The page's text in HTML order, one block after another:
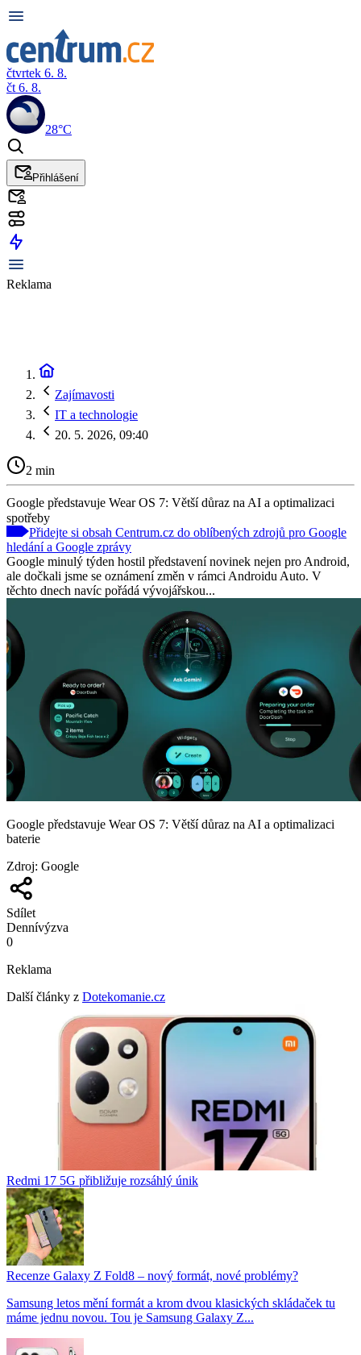
čtvrtek 6. 8.
čt 6. 8.
28°C
Přihlášení
Reklama
Zajímavosti
IT a technologie
20. 5. 2026, 09:40
2 min
Google představuje Wear OS 7: Větší důraz na AI a optimalizaci
spotřeby
Přidejte si obsah Centrum.cz do oblíbených zdrojů pro Google
hledání a Google zprávy
Google minulý týden hostil představení novinek nejen pro Android,
ale dočkali jsme se oznámení změn v rámci Androidu Auto. V
těchto dnech navíc pořádá vývojářskou...
Google představuje Wear OS 7: Větší důraz na AI a optimalizaci
baterie
Zdroj: Google
Sdílet
Dennívýzva
0
Reklama
Další články z Dotekomanie.cz
Redmi 17 5G přibližuje rozsáhlý únik
Recenze Galaxy Z Fold8 – nový formát, nové problémy?
Samsung letos mění formát a krom dvou klasických skládaček tu
máme jednu novou. Tou je Samsung Galaxy Z...